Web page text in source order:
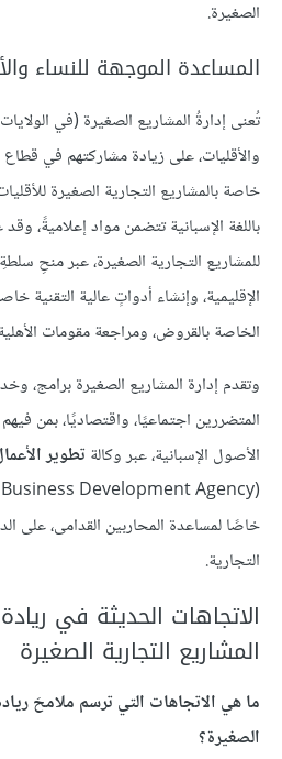
الصغيرة.
المساعدة الموجهة للنساء
تُعنى إدارةُ المشاريع الصغيرة (في
والأقليات، على زيادة مشاركتهم في قطاع
خاصة بالمشاريع التجارية الصغيرة
باللغة الإسبانية تتضمن مواد إعلاميةً،
للمشاريع التجارية الصغيرة، عبر منحِ
الإقليمية، وإنشاء أدواتٍ عالية التقنية
الخاصة بالقروض، ومراجعة مقومات
وتقدم إدارة المشاريع الصغيرة برامج،
المتضررين اجتماعيًا، واقتصاديًا، بمن
الأصول الإسبانية، عبر وكالة تطوير
خاصًا لمساعدة المحاربين القدامى، على
التجارية.
الاتجاهات الحديثة في
المشاريع التجارية الصغيرة
ما هي الاتجاهات التي ترسم ملامحَ
الصغيرة؟